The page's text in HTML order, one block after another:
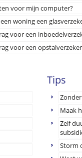
voor mijn computer?
woning een
voor een
voor een
Tips
Maak
Zelf
Storm